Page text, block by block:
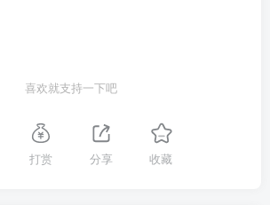
喜欢就支持一下吧
打赏 分享 收藏